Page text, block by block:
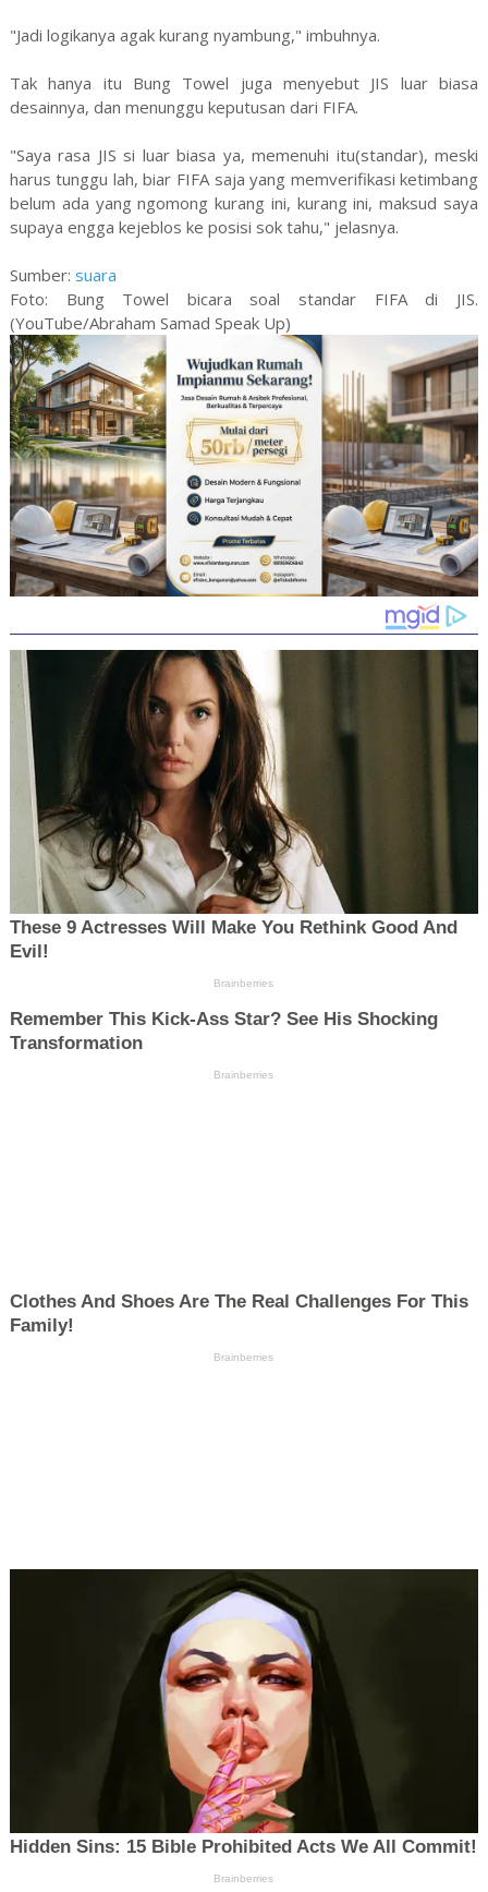
"Jadi logikanya agak kurang nyambung," imbuhnya.
Tak hanya itu Bung Towel juga menyebut JIS luar biasa
desainnya, dan menunggu keputusan dari FIFA.
"Saya rasa JIS si luar biasa ya, memenuhi itu(standar), meski
harus tunggu lah, biar FIFA saja yang memverifikasi ketimbang
belum ada yang ngomong kurang ini, kurang ini, maksud saya
supaya engga kejeblos ke posisi sok tahu," jelasnya.
Sumber: suara
Foto: Bung Towel bicara soal standar FIFA di JIS.
(YouTube/Abraham Samad Speak Up)